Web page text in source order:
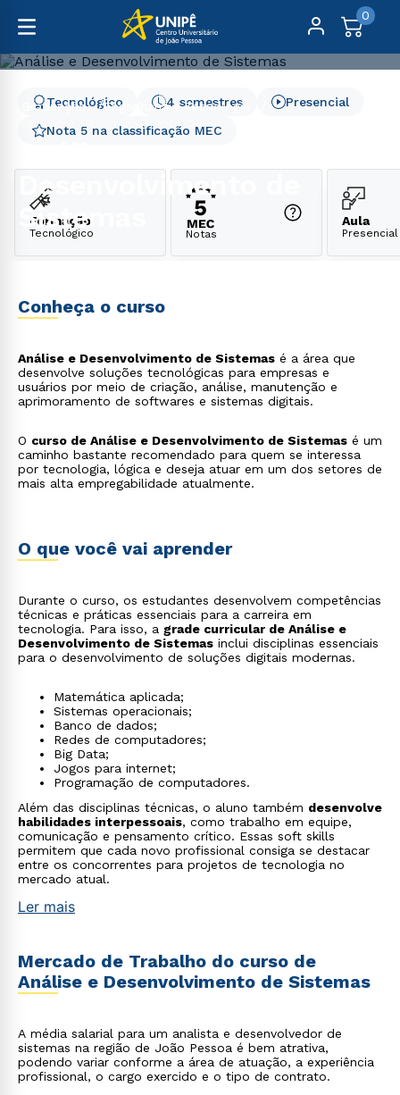
0
Graduação
Engenharia e Tecnologia
Análise e Desenvolvimento de Sistemas
Desenvolvimento de
Sistemas
Nota 5 na classificação MEC
4 semestres
Tecnológico Presencial
Formação
Tecnológico Notas
Aula
Presencial
Conheça o curso
Análise e Desenvolvimento de Sistemas é a área que
desenvolve soluções tecnológicas para empresas e
usuários por meio de criação, análise, manutenção e
aprimoramento de softwares e sistemas digitais.
O curso de Análise e Desenvolvimento de Sistemas é um
caminho bastante recomendado para quem se interessa
por tecnologia, lógica e deseja atuar em um dos setores de
mais alta empregabilidade atualmente.
O que você vai aprender
Durante o curso, os estudantes desenvolvem competências
técnicas e práticas essenciais para a carreira em
tecnologia. Para isso, a grade curricular de Análise e
Desenvolvimento de Sistemas inclui disciplinas essenciais
para o desenvolvimento de soluções digitais modernas.
Matemática aplicada;
Sistemas operacionais;
Banco de dados;
Redes de computadores;
Big Data;
Jogos para internet;
Programação de computadores.
Além das disciplinas técnicas, o aluno também desenvolve
habilidades interpessoais, como trabalho em equipe,
comunicação e pensamento crítico. Essas soft skills
permitem que cada novo profissional consiga se destacar
entre os concorrentes para projetos de tecnologia no
mercado atual.
Ler mais
Mercado de Trabalho do curso de
Análise e Desenvolvimento de Sistemas
A média salarial para um analista e desenvolvedor de
sistemas na região de João Pessoa é bem atrativa,
podendo variar conforme a área de atuação, a experiência
profissional, o cargo exercido e o tipo de contrato.